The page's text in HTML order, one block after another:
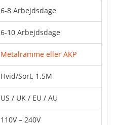
6-8 Arbejdsdage
6-10 Arbejdsdage
Metalramme eller AKP
Hvid/Sort, 1.5M
US / UK / EU / AU
110V – 240V